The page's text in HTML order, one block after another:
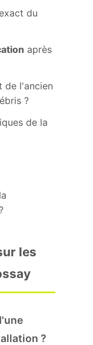
du
après
de l'ancien
?
de la
les
?